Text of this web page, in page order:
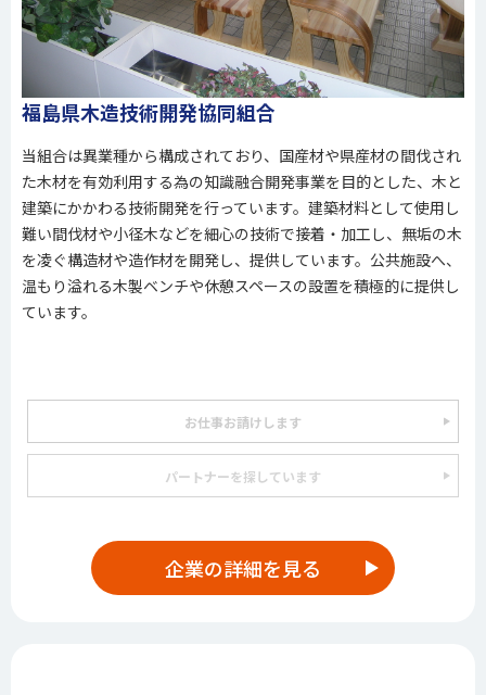
福島県木造技術開発協同組合
当組合は異業種から構成されており、国産材や県産材の間伐され
た木材を有効利用する為の知識融合開発事業を目的とした、木と
建築にかかわる技術開発を行っています。建築材料として使用し
難い間伐材や小径木などを細心の技術で接着・加工し、無垢の木
を凌ぐ構造材や造作材を開発し、提供しています。公共施設へ、
温もり溢れる木製ベンチや休憩スペースの設置を積極的に提供し
ています。
お仕事お請けします
パートナーを探しています
企業の詳細を見る